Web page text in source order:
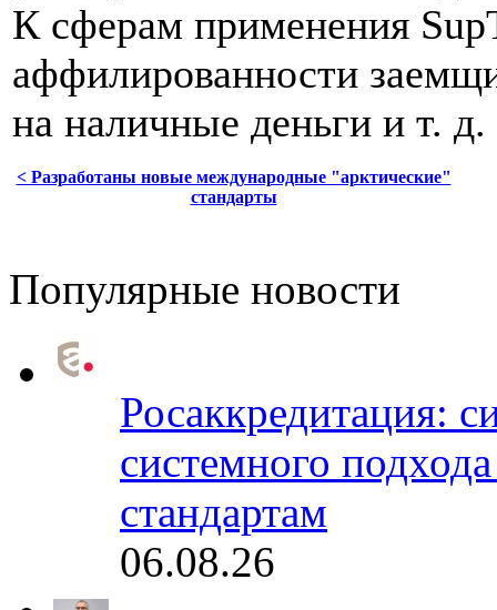
К сферам применения
аффилированности
на наличные деньги и т. д.
< Разработаны новые международные "арктические"
стандарты
Популярные новости
Росаккредитация:
системного
стандартам
06.08.26